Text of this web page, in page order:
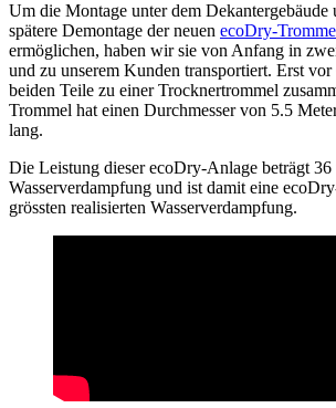
Um die Montage unter dem Dekantergebäude
spätere Demontage der neuen ecoDry-
ermöglichen, haben wir sie von Anfang in
und zu unserem Kunden transportiert. Erst
beiden Teile zu einer Trocknertrommel
Trommel hat einen Durchmesser von 5.5
lang.
Die Leistung dieser ecoDry-Anlage beträgt 36
Wasserverdampfung und ist damit eine
grössten realisierten Wasserverdampfung.